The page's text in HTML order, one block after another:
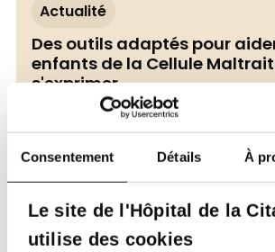
Consentement Détails À
Le site de l'Hôpital de la
utilise des cookies
Actualité
Des outils adaptés pour
enfants de la Cellule
s'exprimer
13/07/2026